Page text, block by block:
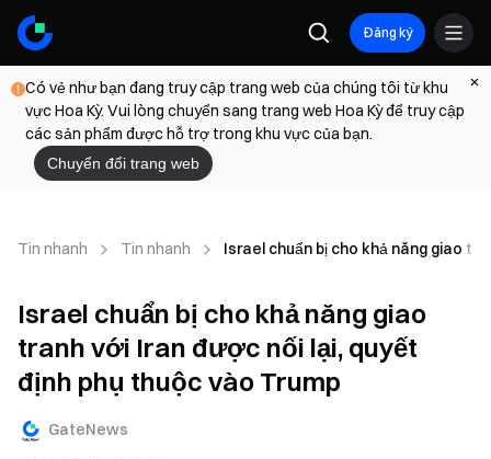
Đăng ký
Có vẻ như bạn đang truy cập trang web của chúng tôi từ khu
vực Hoa Kỳ. Vui lòng chuyển sang trang web Hoa Kỳ để truy cập
các sản phẩm được hỗ trợ trong khu vực của bạn.
Chuyển đổi trang web
Tin nhanh Tin nhanh Israel chuẩn bị cho khả năng giao
Israel chuẩn bị cho khả năng giao
tranh với Iran được nối lại, quyết
định phụ thuộc vào Trump
GateNews